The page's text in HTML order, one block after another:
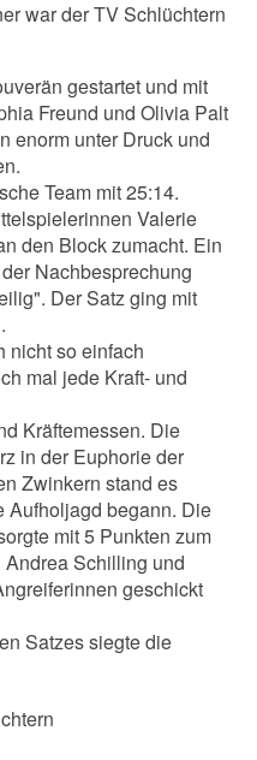
war der TV Schlüchtern
gestartet und mit
Freund und Olivia Palt
enorm unter Druck und
Team mit 25:14.
Valerie
den Block zumacht. Ein
Nachbesprechung
Der Satz ging mit
nicht so einfach
mal jede Kraft- und
Kräftemessen. Die
in der Euphorie der
Zwinkern stand es
Aufholjagd begann. Die
mit 5 Punkten zum
Schilling und
geschickt
Satzes siegte die